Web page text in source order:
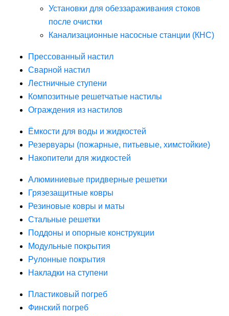
Установки для обеззараживания стоков
после очистки
Канализационные насосные станции (КНС)
Прессованный настил
Сварной настил
Лестничные ступени
Композитные решетчатые настилы
Ограждения из настилов
Ёмкости для воды и жидкостей
Резервуары (пожарные, питьевые, химстойкие)
Накопители для жидкостей
Алюминиевые придверные решетки
Грязезащитные ковры
Резиновые ковры и маты
Стальные решетки
Поддоны и опорные конструкции
Модульные покрытия
Рулонные покрытия
Накладки на ступени
Пластиковый погреб
Финский погреб